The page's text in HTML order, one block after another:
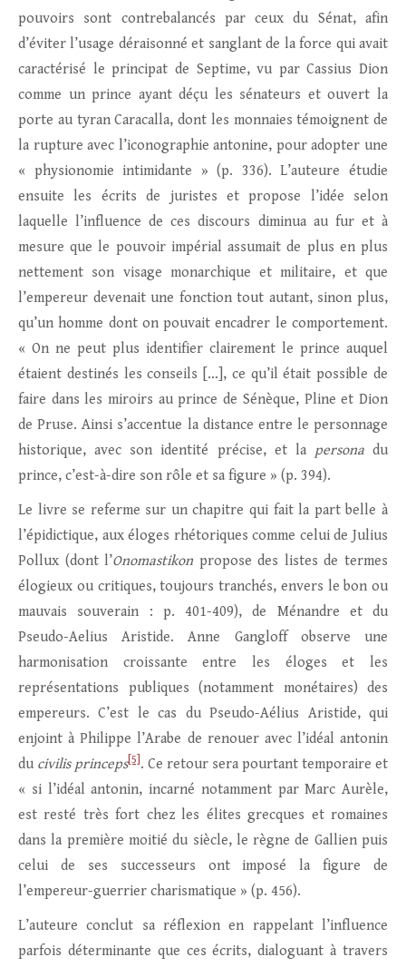
pouvoirs sont contrebalancés par ceux du Sénat, afin
d’éviter l’usage déraisonné et sanglant de la force qui avait
caractérisé le principat de Septime, vu par Cassius Dion
comme un prince ayant déçu les sénateurs et ouvert la
porte au tyran Caracalla, dont les monnaies témoignent de
la rupture avec l’iconographie antonine, pour adopter une
« physionomie intimidante » (p. 336). L’auteure étudie
ensuite les écrits de juristes et propose l’idée selon
laquelle l’influence de ces discours diminua au fur et à
mesure que le pouvoir impérial assumait de plus en plus
nettement son visage monarchique et militaire, et que
l’empereur devenait une fonction tout autant, sinon plus,
qu’un homme dont on pouvait encadrer le comportement.
« On ne peut plus identifier clairement le prince auquel
étaient destinés les conseils […], ce qu’il était possible de
faire dans les miroirs au prince de Sénèque, Pline et Dion
de Pruse. Ainsi s’accentue la distance entre le personnage
historique, avec son identité précise, et la persona du
prince, c’est-à-dire son rôle et sa figure » (p. 394).
Le livre se referme sur un chapitre qui fait la part belle à
l’épidictique, aux éloges rhétoriques comme celui de Julius
Pollux (dont l’Onomastikon propose des listes de termes
élogieux ou critiques, toujours tranchés, envers le bon ou
mauvais souverain : p. 401-409), de Ménandre et du
Pseudo-Aelius Aristide. Anne Gangloff observe une
harmonisation croissante entre les éloges et les
représentations publiques (notamment monétaires) des
empereurs. C’est le cas du Pseudo-Aélius Aristide, qui
enjoint à Philippe l’Arabe de renouer avec l’idéal antonin
du civilis princeps[5] . Ce retour sera pourtant temporaire et
« si l’idéal antonin, incarné notamment par Marc Aurèle,
est resté très fort chez les élites grecques et romaines
dans la première moitié du siècle, le règne de Gallien puis
celui de ses successeurs ont imposé la figure de
l’empereur-guerrier charismatique » (p. 456).
L’auteure conclut sa réflexion en rappelant l’influence
parfois déterminante que ces écrits, dialoguant à travers